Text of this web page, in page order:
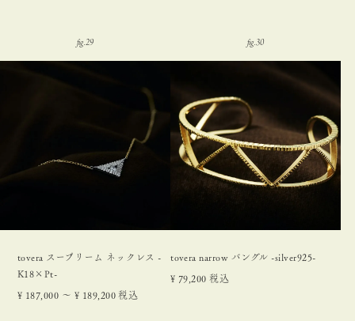
tovera スープリーム ネックレス -
K18×Pt-
¥ 187,000 〜 ¥ 189,200 税込
tovera narrow バングル -silver925-
¥ 79,200 税込